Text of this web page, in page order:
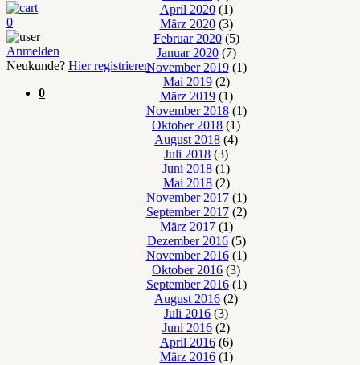
0
Anmelden
Neukunde? Hier registrieren
0
April 2020(1)
März 2020(3)
Februar 2020(5)
Januar 2020(7)
November 2019(1)
Mai 2019(2)
März 2019(1)
November 2018(1)
Oktober 2018 (1)
August 2018 (4)
Juli 2018 (3)
Juni 2018 (1)
Mai 2018(2)
November 2017(1)
September 2017(2)
März 2017(1)
Dezember 2016(5)
November 2016(1)
Oktober 2016 (3)
September 2016(1)
August 2016 (2)
Juli 2016 (3)
Juni 2016 (2)
April 2016(6)
März 2016(1)